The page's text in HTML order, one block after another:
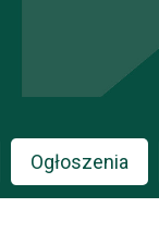
Ogłoszenia